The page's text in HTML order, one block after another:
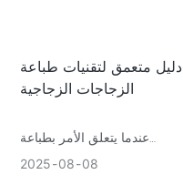
دليل متعمق لتقنيات طباعة
الزجاجات الزجاجية
عندما يتعلق الأمر بطباعة
الزجاجات الزجاجية، توجد
2025 08 08